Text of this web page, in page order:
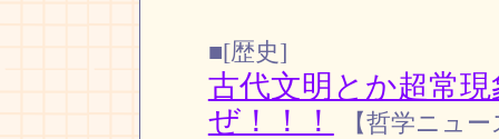
■[歴史]
古代文明とか超常
ぜ！！！
【哲学ニュ